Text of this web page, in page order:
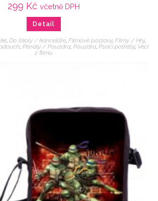
299 Kč včetně DPH
Detail
, Do školy / kanceláře, Filmové postavy, Filmy / Hry,
, Penály / Pouzdra, Pouzdra, Psací potřeby, Veci
z filmu